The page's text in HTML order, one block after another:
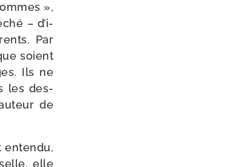
»,
– d’i­
Par
soient
Ils ne
les des­
de
enten­du,
elle